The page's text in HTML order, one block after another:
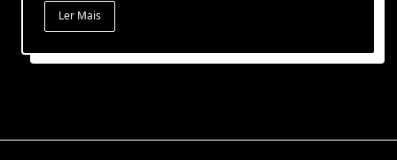
Ler Mais